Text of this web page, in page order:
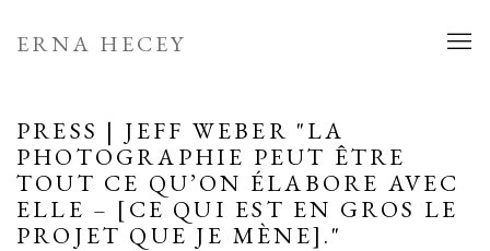
ERNA HECEY
PRESS | JEFF WEBER "LA
PHOTOGRAPHIE PEUT ÊTRE
TOUT CE QU’ON ÉLABORE AVEC
ELLE – [CE QUI EST EN GROS LE
PROJET QUE JE MÈNE]."